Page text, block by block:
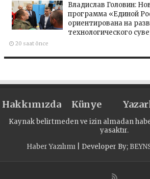
Владислав Головин:
программа «Единой
ориентирована на
технологического
20 saat önce
Hakkımızda Künye
Kaynak belirtmeden ve izin almadan
yasaktır.
Haber Yazılımı| Developer By;